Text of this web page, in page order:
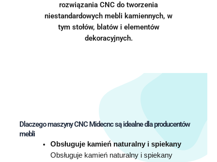
Studium przypadków
rozwiązania CNC do tworzenia
niestandardowych mebli kamiennych, w
tym stołów, blatów i elementów
dekoracyjnych.
Dlaczego maszyny CNC Midecnc są idealne dla producentów
mebli
Obsługuje kamień naturalny i spiekany
Obsługuje kamień naturalny i spiekany